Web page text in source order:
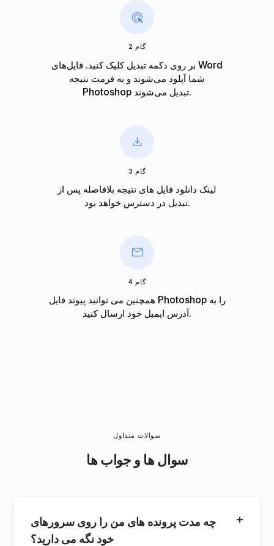
گام 2
بر روی دکمه تبدیل کلیک کنید. فایل‌های Word
شما آپلود می‌شوند و به فرمت نتیجه
Photoshop تبدیل می‌شوند.
گام 3
لینک دانلود فایل های نتیجه بلافاصله پس از
تبدیل در دسترس خواهد بود.
گام 4
همچنین می توانید پیوند فایل Photoshop را به
آدرس ایمیل خود ارسال کنید.
سوالات متداول
سوال ها و جواب ها
چه مدت پرونده های من را روی سرورهای
خود نگه می دارید؟